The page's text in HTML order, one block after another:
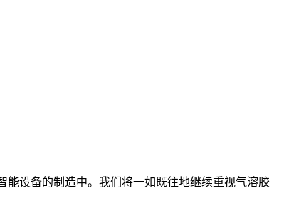
能设备的制造中。我们将一如既往地继续重视气溶胶